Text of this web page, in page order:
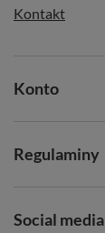
Kontakt
Konto
Regulaminy
Social media